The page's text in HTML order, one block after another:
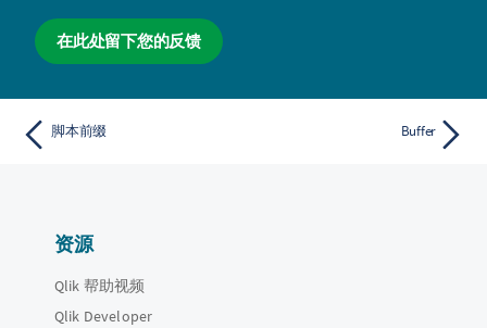
在此处留下您的反馈
脚本前缀 Buffer
资源
Qlik 帮助视频
Qlik Developer